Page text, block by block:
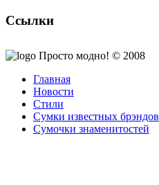
Ссылки
Просто модно! © 2008
Главная
Новости
Стили
Сумки известных брэндов
Сумочки знаменитостей